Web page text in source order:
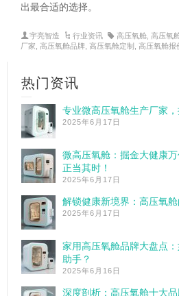
出最合适的选择。
宇亮智造 行业资讯 高压氧舱, 高压氧
厂家
高压氧舱品牌 高压氧舱定制 高压氧舱报
热门资讯
专业微高压氧舱生产厂家
2025年6月17日
微高压氧舱：掘金大健康
正当其时！
2025年6月17日
解锁健康新境界：高压氧
2025年6月17日
家用高压氧舱品牌大盘点
助手？
2025年6月16日
深度剖析：高压氧舱十大